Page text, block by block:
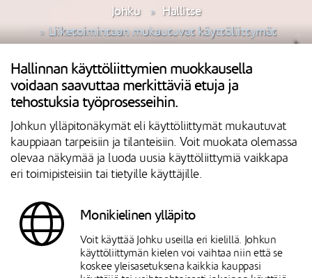
Johku
Hallitse
Liiketoimintaan mukautuvat käyttöliittymät
Hallinnan käyttöliittymien muokkausella
voidaan saavuttaa merkittäviä etuja ja
tehostuksia työprosesseihin.
Johkun ylläpitonäkymät eli käyttöliittymät mukautuvat
kauppiaan tarpeisiin ja tilanteisiin. Voit muokata olemassa
olevaa näkymää ja luoda uusia käyttöliittymiä vaikkapa
eri toimipisteisiin tai tietyille käyttäjille.
Monikielinen ylläpito
Voit käyttää Johku useilla eri kielillä. Johkun
käyttöliittymän kielen voi vaihtaa niin että se
koskee yleisasetuksena kaikkia kauppasi